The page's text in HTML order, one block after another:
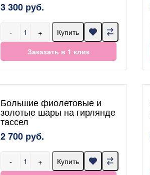
3 300 руб.
- +
Купить
Заказать в 1 клик
Большие фиолетовые и
золотые шары на гирлянде
тассел
2 700 руб.
- +
Купить